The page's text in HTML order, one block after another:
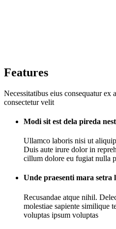
Features
Necessitatibus eius consequatur
consectetur velit
Modi sit est dela pireda nest
Ullamco laboris nisi ut
Duis aute irure dolor in
cillum dolore eu fugiat nulla
Unde praesenti mara setra
Recusandae atque nihil.
molestiae sapiente similique
voluptas ipsum voluptas